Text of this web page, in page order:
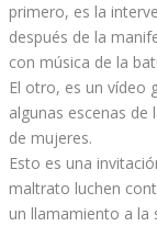
primero, es la
después de la
con música de la
El otro, es un vídeo
algunas escenas de
de mujeres.
Esto es una
maltrato luchen
un llamamiento a la